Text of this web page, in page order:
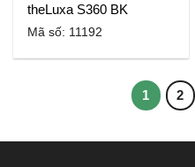
theLuxa S360 BK
Mã số: 11192
1 2